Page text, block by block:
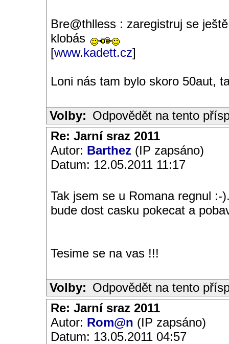
Bre@thlless : zaregistruj se
klobás
[www.kadett.cz]
Loni nás tam bylo skoro 50aut,
Volby: Odpovědět na tento
Re: Jarní sraz 2011
Autor: Barthez (IP zapsáno)
Datum: 12.05.2011 11:17
Tak jsem se u Romana regnul
bude dost casku pokecat a
Tesime se na vas !!!
Volby: Odpovědět na tento
Re: Jarní sraz 2011
Autor: Rom@n (IP zapsáno)
Datum: 13.05.2011 04:57